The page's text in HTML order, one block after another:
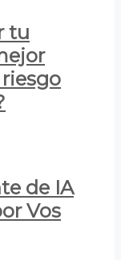
tu
de IA
Vos